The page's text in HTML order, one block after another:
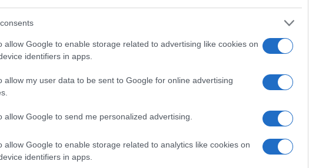
allow Google to enable storage related to advertising like cookies on
identifiers in apps.
allow my user data to be sent to Google for online advertising
allow Google to send me personalized advertising.
allow Google to enable storage related to analytics like cookies on
identifiers in apps.
su se reconstruire de manière indépendante sous
TON est devenu le réseau officiel de
certains pays comme la France. Cette proximité a
de l’activité on-chain, plaçant TON parmi les